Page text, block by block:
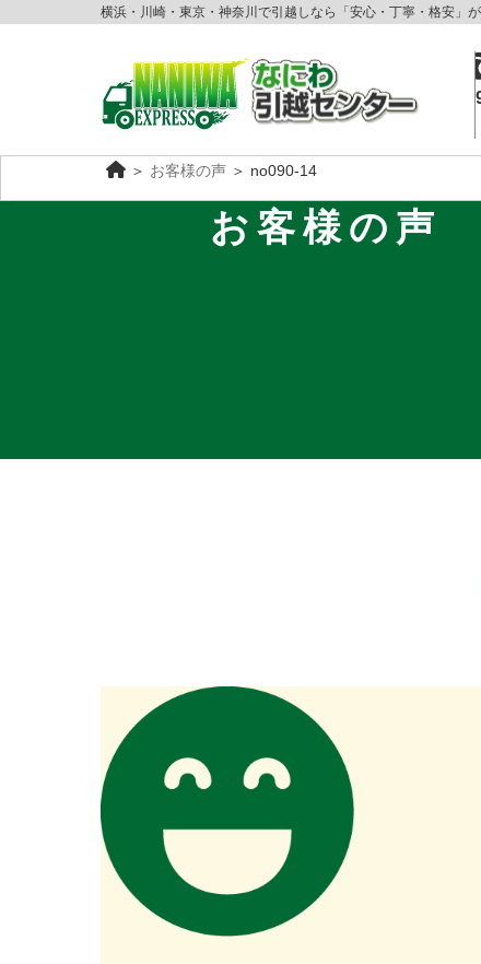
横浜・川崎・東京・神奈川で引越しなら「安心・丁寧・格安」
＞ お客様の声 ＞ no090-14
お客様の声